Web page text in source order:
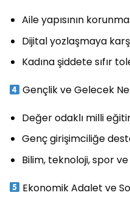
Aile yapısının
Dijital yozlaşmaya
Kadına şiddete sıfır
Gençlik ve Gelecek
Değer odaklı milli
Genç girişimciliğe
Bilim, teknoloji, spor
Ekonomik Adalet ve